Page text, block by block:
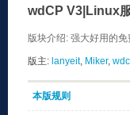
wdCP V3|Linux
版块介绍: 强大好用的
版主: lanyeit, Miker,
本版规则